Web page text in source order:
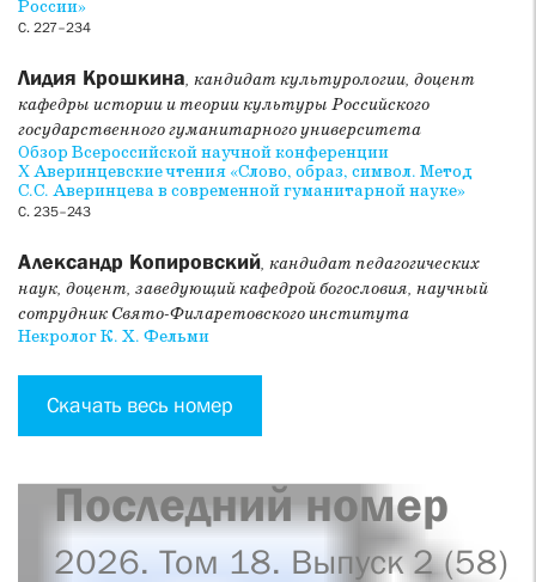
России»
С. 227–234
Лидия Крошкина, кандидат культурологии, доцент
кафедры истории и теории культуры Российского
государственного гуманитарного университета
Обзор Всероссийской научной конференции
X Аверинцевские чтения «Слово, образ, символ. Метод
С.С. Аверинцева в современной гуманитарной науке»
С. 235–243
Александр Копировский, кандидат педагогических
наук, доцент, заведующий кафедрой богословия, научный
сотрудник Свято-Филаретовского института
Некролог К. Х. Фельми
Скачать весь номер
Последний номер
2026. Том 18. Выпуск 2 (58)